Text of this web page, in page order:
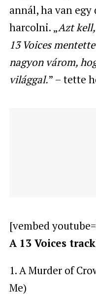
annál, ha van
harcolni. „Azt
13 Voices
nagyon várom,
világgal.” – tette
[vembed
A 13 Voices
1. A Murder of
Me)